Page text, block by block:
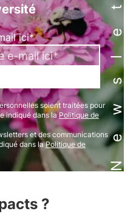
ici*
soient traitées pour
indiqué dans laPolitique de
et des communications
dans laPolitique de
?